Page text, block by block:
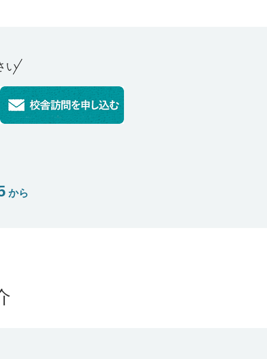
い
から